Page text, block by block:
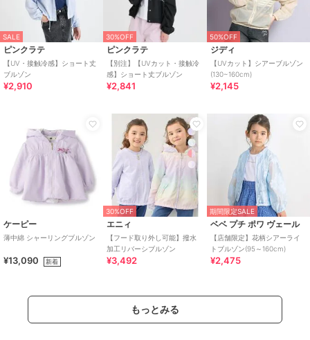
SALE
ピンクラテ
【UV・接触冷感】ショート丈
ブルゾン
¥2,910
30%OFF
ピンクラテ
【別注】【UVカット・接触冷
感】ショート丈ブルゾン
¥2,841
50%OFF
ジディ
【UVカット】シアーブルゾン
(130~160cm)
¥2,145
ケーピー
薄中綿 シャーリングブルゾン
¥13,090 新着
30%OFF
エニィ
【フード取り外し可能】撥水
加工リバーシブルゾン
¥3,492
期間限定SALE
ベベ プチ ポワ ヴェール
【店舗限定】花柄シアーライ
トブルゾン(95～160cm)
¥2,475
もっとみる